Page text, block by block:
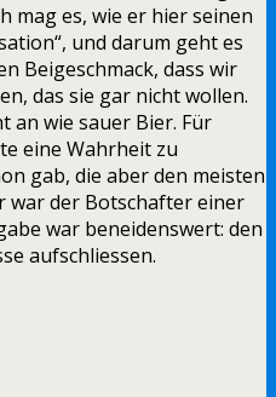
mag es, wie er hier seinen
und darum geht es
Beigeschmack, dass wir
das sie gar nicht wollen.
an wie sauer Bier. Für
eine Wahrheit zu
gab, die aber den meisten
war der Botschafter einer
war beneidenswert: den
aufschliessen.